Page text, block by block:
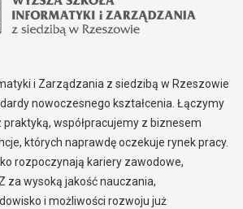
i Zarządzania z siedzibą w Rzeszowie
nowoczesnego kształcenia. Łączymy
współpracujemy z biznesem
których naprawdę oczekuje rynek pracy.
rozpoczynają kariery zawodowe,
za wysoką jakość nauczania,
i możliwości rozwoju już